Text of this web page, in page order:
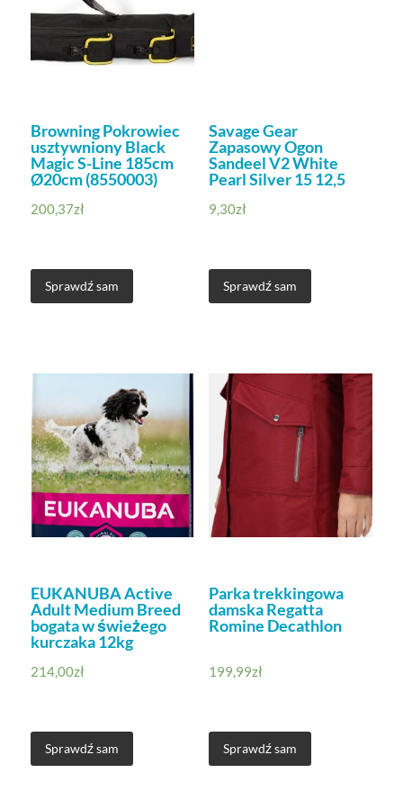
Browning Pokrowiec
usztywniony Black
Magic S-Line 185cm
Ø20cm (8550003)
200,37zł
Sprawdź sam
Savage Gear
Zapasowy Ogon
Sandeel V2 White
Pearl Silver 15 12,5
9,30zł
Sprawdź sam
EUKANUBA Active
Adult Medium Breed
bogata w świeżego
kurczaka 12kg
214,00zł
Sprawdź sam
Parka trekkingowa
damska Regatta
Romine Decathlon
199,99zł
Sprawdź sam